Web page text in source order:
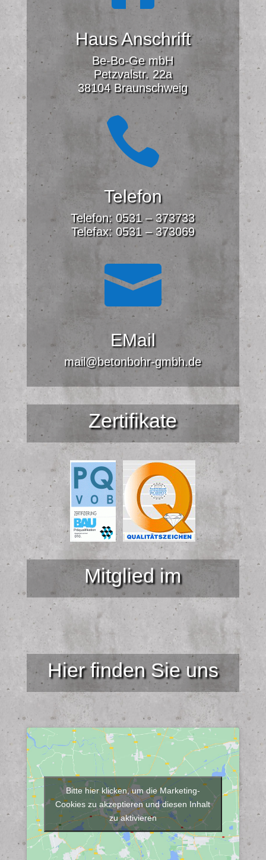
Haus Anschrift
Be-Bo-Ge mbH
Petzvalstr. 22a
38104 Braunschweig

Telefon
Telefon: 0531 – 373733
Telefax: 0531 – 373069

EMail
mail@betonbohr-gmbh.de
Zertifikate
Mitglied im
Hier finden Sie uns
Bitte hier klicken, um die Marketing-
Cookies zu akzeptieren und diesen Inhalt
zu aktivieren